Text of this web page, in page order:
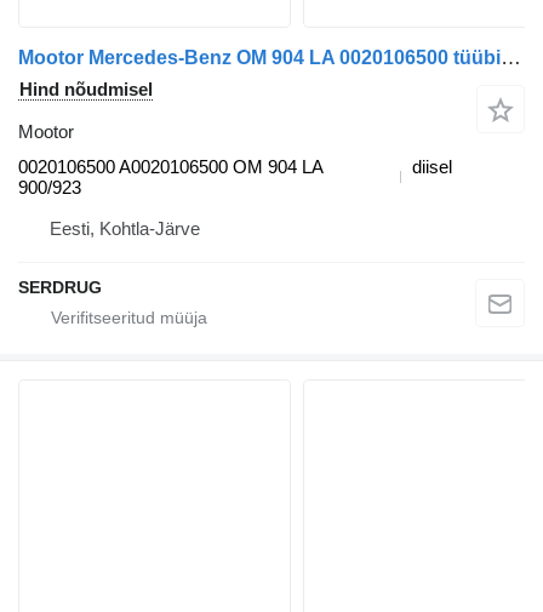
Mootor Mercedes-Benz OM 904 LA 0020106500 tüübi jaoks bussi Mercedes-Benz
Hind nõudmisel
Mootor
0020106500 A0020106500 OM 904 LA
900/923
diisel
Eesti, Kohtla-Järve
SERDRUG